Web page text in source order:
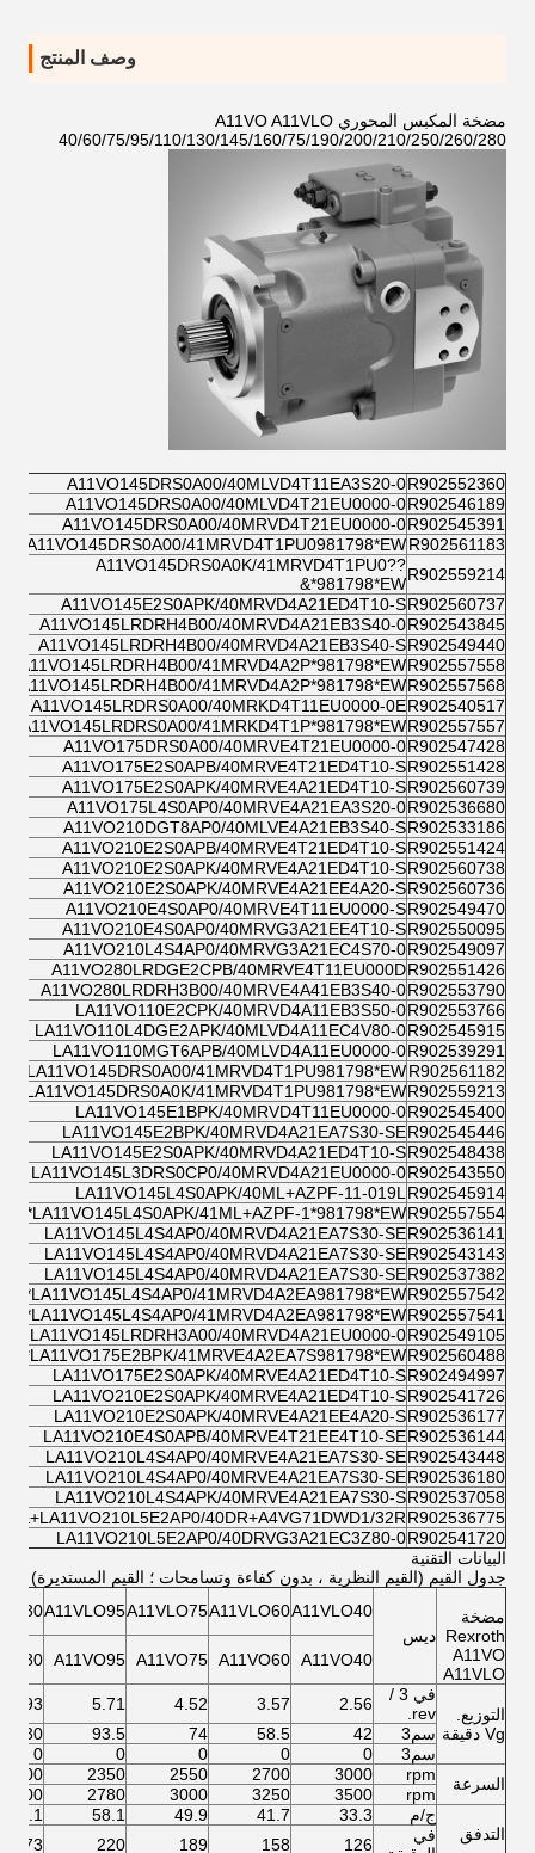
وصف المنتج
مضخة المكبس المحوري A11VO A11VLO
40/60/75/95/110/130/145/160/75/190/200/210/250/260/280
R902552360
A11VO145DRS0A00/40MLVD4T11EA3S20-0
R902546189
A11VO145DRS0A00/40MLVD4T21EU0000-0
R902545391
A11VO145DRS0A00/40MRVD4T21EU0000-0
R902561183
A11VO145DRS0A00/41MRVD4T1PU0981798*EW*&
R902559214
A11VO145DRS0A0K/41MRVD4T1PU0??
981798*EW*&
R902560737
A11VO145E2S0APK/40MRVD4A21ED4T10-S
R902543845
A11VO145LRDRH4B00/40MRVD4A21EB3S40-0
R902549440
A11VO145LRDRH4B00/40MRVD4A21EB3S40-S
R902557558
A11VO145LRDRH4B00/41MRVD4A2P*981798*EW*&
R902557568
A11VO145LRDRH4B00/41MRVD4A2P*981798*EW*&
R902540517
A11VO145LRDRS0A00/40MRKD4T11EU0000-0E
R902557557
A11VO145LRDRS0A00/41MRKD4T1P*981798*EW*&
R902547428
A11VO175DRS0A00/40MRVE4T21EU0000-0
R902551428
A11VO175E2S0APB/40MRVE4T21ED4T10-S
R902560739
A11VO175E2S0APK/40MRVE4A21ED4T10-S
R902536680
A11VO175L4S0AP0/40MRVE4A21EA3S20-0
R902533186
A11VO210DGT8AP0/40MLVE4A21EB3S40-S
R902551424
A11VO210E2S0APB/40MRVE4T21ED4T10-S
R902560738
A11VO210E2S0APK/40MRVE4A21ED4T10-S
R902560736
A11VO210E2S0APK/40MRVE4A21EE4A20-S
R902549470
A11VO210E4S0AP0/40MRVE4T11EU0000-S
R902550095
A11VO210E4S0AP0/40MRVG3A21EE4T10-S
R902549097
A11VO210L4S4AP0/40MRVG3A21EC4S70-0
R902551426
A11VO280LRDGE2CPB/40MRVE4T11EU000D
R902553790
A11VO280LRDRH3B00/40MRVE4A41EB3S40-0
R902553766
LA11VO110E2CPK/40MRVD4A11EB3S50-0
R902545915
LA11VO110L4DGE2APK/40MLVD4A11EC4V80-0
R902539291
LA11VO110MGT6APB/40MLVD4A11EU0000-0
R902561182
LA11VO145DRS0A00/41MRVD4T1PU981798*EW*&
R902559213
LA11VO145DRS0A0K/41MRVD4T1PU981798*EW*&
R902545400
LA11VO145E1BPK/40MRVD4T11EU0000-0
R902545446
LA11VO145E2BPK/40MRVD4A21EA7S30-SE
R902548438
LA11VO145E2S0APK/40MRVD4A21ED4T10-S
R902543550
LA11VO145L3DRS0CP0/40MRVD4A21EU0000-0
R902545914
LA11VO145L4S0APK/40ML+AZPF-11-019L
R902557554
LA11VO145L4S0APK/41ML+AZPF-1*981798*EW*&
R902536141
LA11VO145L4S4AP0/40MRVD4A21EA7S30-SE
R902543143
LA11VO145L4S4AP0/40MRVD4A21EA7S30-SE
R902537382
LA11VO145L4S4AP0/40MRVD4A21EA7S30-SE
R902557542
LA11VO145L4S4AP0/41MRVD4A2EA981798*EW*&
R902557541
LA11VO145L4S4AP0/41MRVD4A2EA981798*EW*&
R902549105
LA11VO145LRDRH3A00/40MRVD4A21EU0000-0
R902560488
LA11VO175E2BPK/41MRVE4A2EA7S981798*EW*&
R902494997
LA11VO175E2S0APK/40MRVE4A21ED4T10-S
R902541726
LA11VO210E2S0APK/40MRVE4A21ED4T10-S
R902536177
LA11VO210E2S0APK/40MRVE4A21EE4A20-S
R902536144
LA11VO210E4S0APB/40MRVE4T21EE4T10-SE
R902543448
LA11VO210L4S4AP0/40MRVE4A21EA7S30-SE
R902536180
LA11VO210L4S4AP0/40MRVE4A21EA7S30-SE
R902537058
LA11VO210L4S4APK/40MRVE4A21EA7S30-S
R902536775
LA11VO210L5E2AP0/40DR+A4VG71DWD1/32R+&
R902541720
LA11VO210L5E2AP0/40DRVG3A21EC3Z80-0
البيانات التقنية
جدول القيم (القيم النظرية ، بدون كفاءة وتسامحات ؛ القيم المستديرة)
مضخة
Rexroth
A11VO
A11VLO
ديس
A11VLO40
A11VLO60
A11VLO75
A11VLO95
A11VO40
A11VO60
A11VO75
A11VO95
التوزيع.
Vg دقيقة
في 3 /
rev.
2.56
3.57
4.52
5.71
7.93
سم3
42
58.5
74
93.5
130
سم3
0
0
0
0
0
السرعة
rpm
3000
2700
2550
2350
2100
rpm
3500
3250
3000
2780
2500
التدفق
ج/م 33.3
41.7
49.9
58.1
72.1
في
126
158
189
220
273